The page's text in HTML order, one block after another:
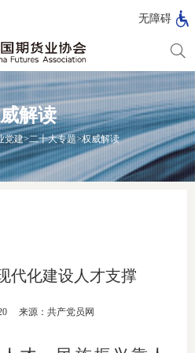
无障碍
法律法
行政法
解读
党建>二十大专题>权威解读
代化建设人才支撑
来源：共产党员网